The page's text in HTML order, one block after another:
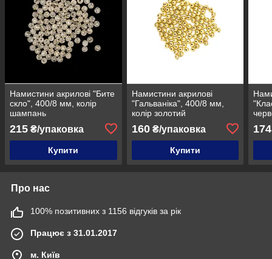
Намистини акрилові "Бите
скло", 400/8 мм, колір
шампань
215 ₴/упаковка
Купити
Намистини акрилові
"Гальваніка", 400/8 мм,
колір золотий
160₴/упаковка
Купити
174
Про нас
100% позитивних з 1156 відгуків за рік
Працює з 31.01.2017
м. Київ